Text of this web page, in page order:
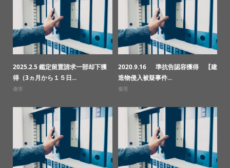
2025.2.5 鑑定留置請求一部却下獲
得（3ヵ月から１５日...
傷害
2020.9.16 準抗告認容獲得 【建
造物侵入被疑事件...
傷害